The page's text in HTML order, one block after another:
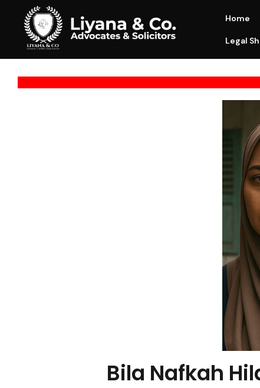
Home
Legal
Bila Nafkah